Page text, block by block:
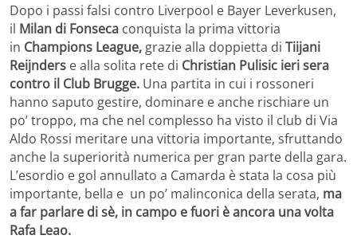
Dopo i passi falsi contro Liverpool e Bayer Leverkusen,
il Milan di Fonseca conquista la prima vittoria
in Champions League, grazie alla doppietta di Tiijani
Reijnders e alla solita rete di Christian Pulisic ieri sera
contro il Club Brugge. Una partita in cui i rossoneri
hanno saputo gestire, dominare e anche rischiare un
po’ troppo, ma che nel complesso ha visto il club di Via
Aldo Rossi meritare una vittoria importante, sfruttando
anche la superiorità numerica per gran parte della gara.
L’esordio e gol annullato a Camarda è stata la cosa più
importante, bella e un po’ malinconica della serata, ma
a far parlare di sè, in campo e fuori è ancora una volta
Rafa Leao.